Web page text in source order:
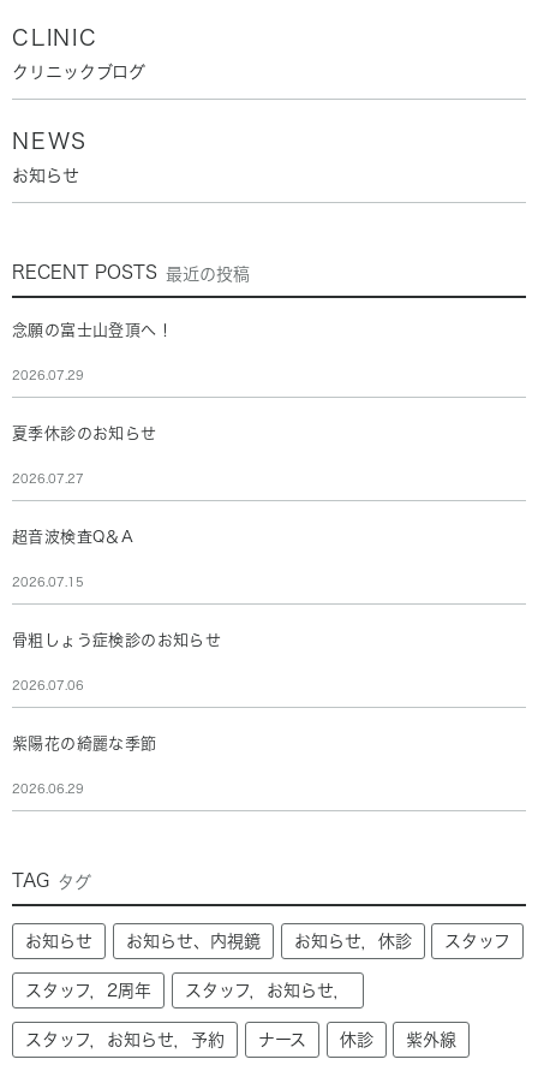
CLINIC
クリニックブログ
NEWS
お知らせ
RECENT POSTS 最近の投稿
念願の富士山登頂へ！
2026.07.29
夏季休診のお知らせ
2026.07.27
超音波検査Q＆A
2026.07.15
骨粗しょう症検診のお知らせ
2026.07.06
紫陽花の綺麗な季節
2026.06.29
TAG タグ
お知らせ お知らせ、内視鏡 お知らせ，休診 スタッフ
スタッフ，2周年 スタッフ，お知らせ，
スタッフ，お知らせ，予約 ナース 休診 紫外線